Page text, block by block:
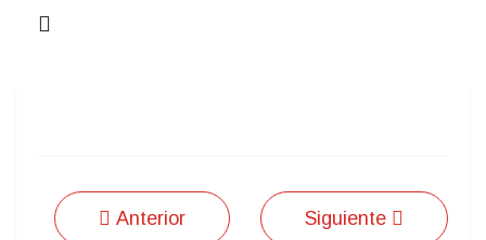
Anterior Siguiente